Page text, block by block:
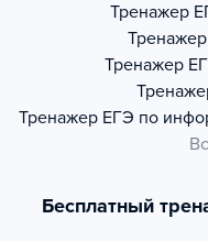
Тренажер
Тренажер
Тренажер
Тренажер ЕГЭ по
Бесплатный